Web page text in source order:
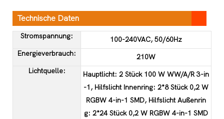
Technische Daten
Stromspannung:
100-240VAC, 50/60Hz
Energieverbrauch:
210W
Lichtquelle:
Hauptlicht: 2 Stück 100 W WW/A/R 3-in
-1, Hilfslicht Innenring: 2*8 Stück 0,2 W
RGBW 4-in-1 SMD, Hilfslicht Außenrin
g: 2*24 Stück 0,2 W RGBW 4-in-1 SMD